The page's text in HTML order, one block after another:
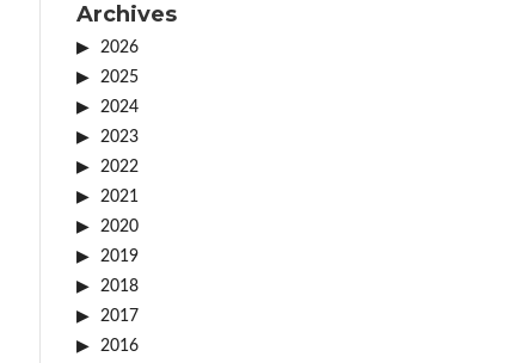
Archives
2026
2025
2024
2023
2022
2021
2020
2019
2018
2017
2016